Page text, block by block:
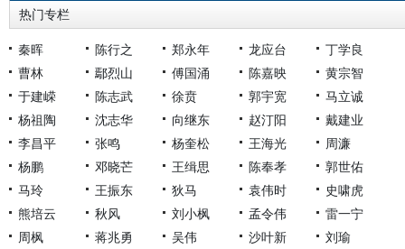
热门专栏
秦晖 陈行之 郑永年 龙应台
丁学良
曹林
鄢烈山 傅国涌 陈嘉映
黄宗智
于建嵘
陈志武 徐贲 郭宇宽
马立诚
杨祖陶
沈志华 向继东 赵汀阳
戴建业
李昌平
张鸣 杨奎松 王海光
周濂
杨鹏
邓晓芒 王缉思 陈奉孝
郭世佑
马玲
王振东 狄马 袁伟时
史啸虎
熊培云
秋风 刘小枫 孟令伟
雷一宁
周枫
蒋兆勇 吴伟 沙叶新 刘瑜